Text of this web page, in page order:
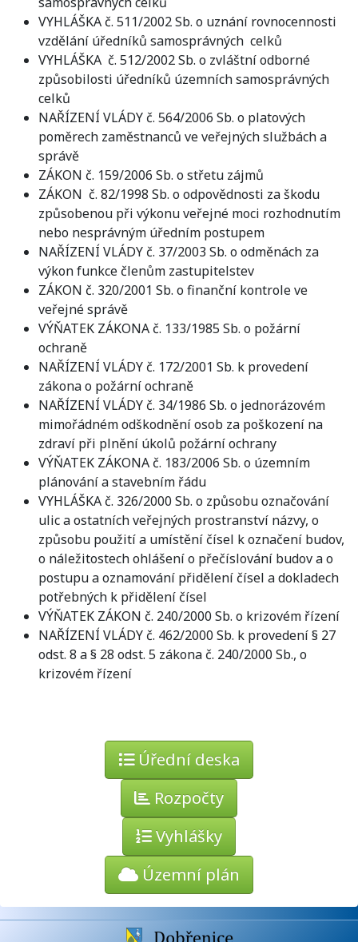
VYHLÁŠKA č. 511/2002 Sb. o uznání rovnocennosti
vzdělání úředníků samosprávných celků
VYHLÁŠKA č. 512/2002 Sb. o zvláštní odborné
způsobilosti úředníků územních samosprávných
celků
NAŘÍZENÍ VLÁDY č. 564/2006 Sb. o platových
poměrech zaměstnanců ve veřejných službách a
správě
ZÁKON č. 159/2006 Sb. o střetu zájmů
ZÁKON č. 82/1998 Sb. o odpovědnosti za škodu
způsobenou při výkonu veřejné moci rozhodnutím
nebo nesprávným úředním postupem
NAŘÍZENÍ VLÁDY č. 37/2003 Sb. o odměnách za
výkon funkce členům zastupitelstev
ZÁKON č. 320/2001 Sb. o finanční kontrole ve
veřejné správě
VÝŇATEK ZÁKONA č. 133/1985 Sb. o požární
ochraně
NAŘÍZENÍ VLÁDY č. 172/2001 Sb. k provedení
zákona o požární ochraně
NAŘÍZENÍ VLÁDY č. 34/1986 Sb. o jednorázovém
mimořádném odškodnění osob za poškození na
zdraví při plnění úkolů požární ochrany
VÝŇATEK ZÁKONA č. 183/2006 Sb. o územním
plánování a stavebním řádu
VYHLÁŠKA č. 326/2000 Sb. o způsobu označování
ulic a ostatních veřejných prostranství názvy, o
způsobu použití a umístění čísel k označení budov,
o náležitostech ohlášení o přečíslování budov a o
postupu a oznamování přidělení čísel a dokladech
potřebných k přidělení čísel
VÝŇATEK ZÁKON č. 240/2000 Sb. o krizovém řízení
NAŘÍZENÍ VLÁDY č. 462/2000 Sb. k provedení § 27
odst. 8 a § 28 odst. 5 zákona č. 240/2000 Sb., o
krizovém řízení
Úřední deska
Rozpočty
Vyhlášky
Územní plán